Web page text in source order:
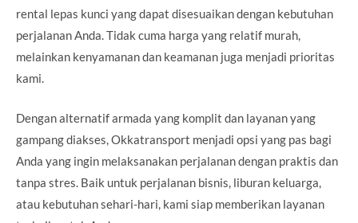
rental lepas kunci yang dapat disesuaikan dengan kebutuhan
perjalanan Anda. Tidak cuma harga yang relatif murah,
melainkan kenyamanan dan keamanan juga menjadi prioritas
kami.
Dengan alternatif armada yang komplit dan layanan yang
gampang diakses, Okkatransport menjadi opsi yang pas bagi
Anda yang ingin melaksanakan perjalanan dengan praktis dan
tanpa stres. Baik untuk perjalanan bisnis, liburan keluarga,
atau kebutuhan sehari-hari, kami siap memberikan layanan